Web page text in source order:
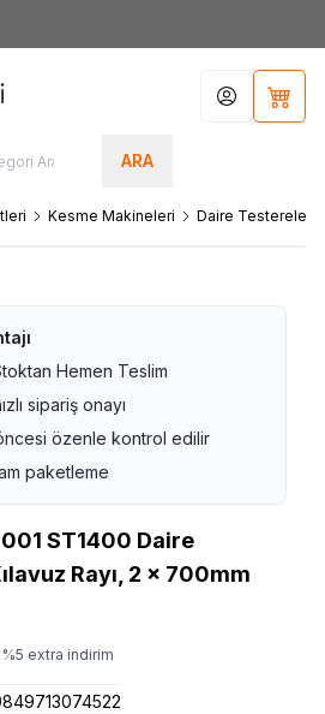
ARA
Hesabım
Kesme Makineleri Daire Testereler
Hemen Teslim
sipariş onayı
özenle kontrol edilir
paketleme
ST1400 Daire
Rayı, 2 x 700mm
%5 extra indirim